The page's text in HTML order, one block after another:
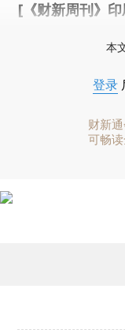
[《财新周刊》印
本
登录
财新
可畅